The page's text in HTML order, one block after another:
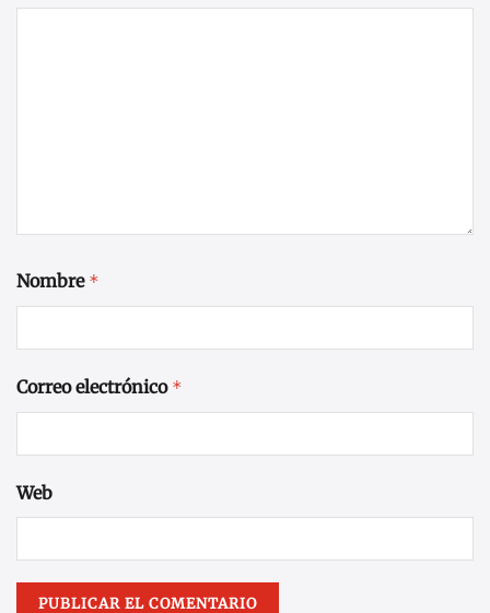
Nombre *
Correo electrónico *
Web